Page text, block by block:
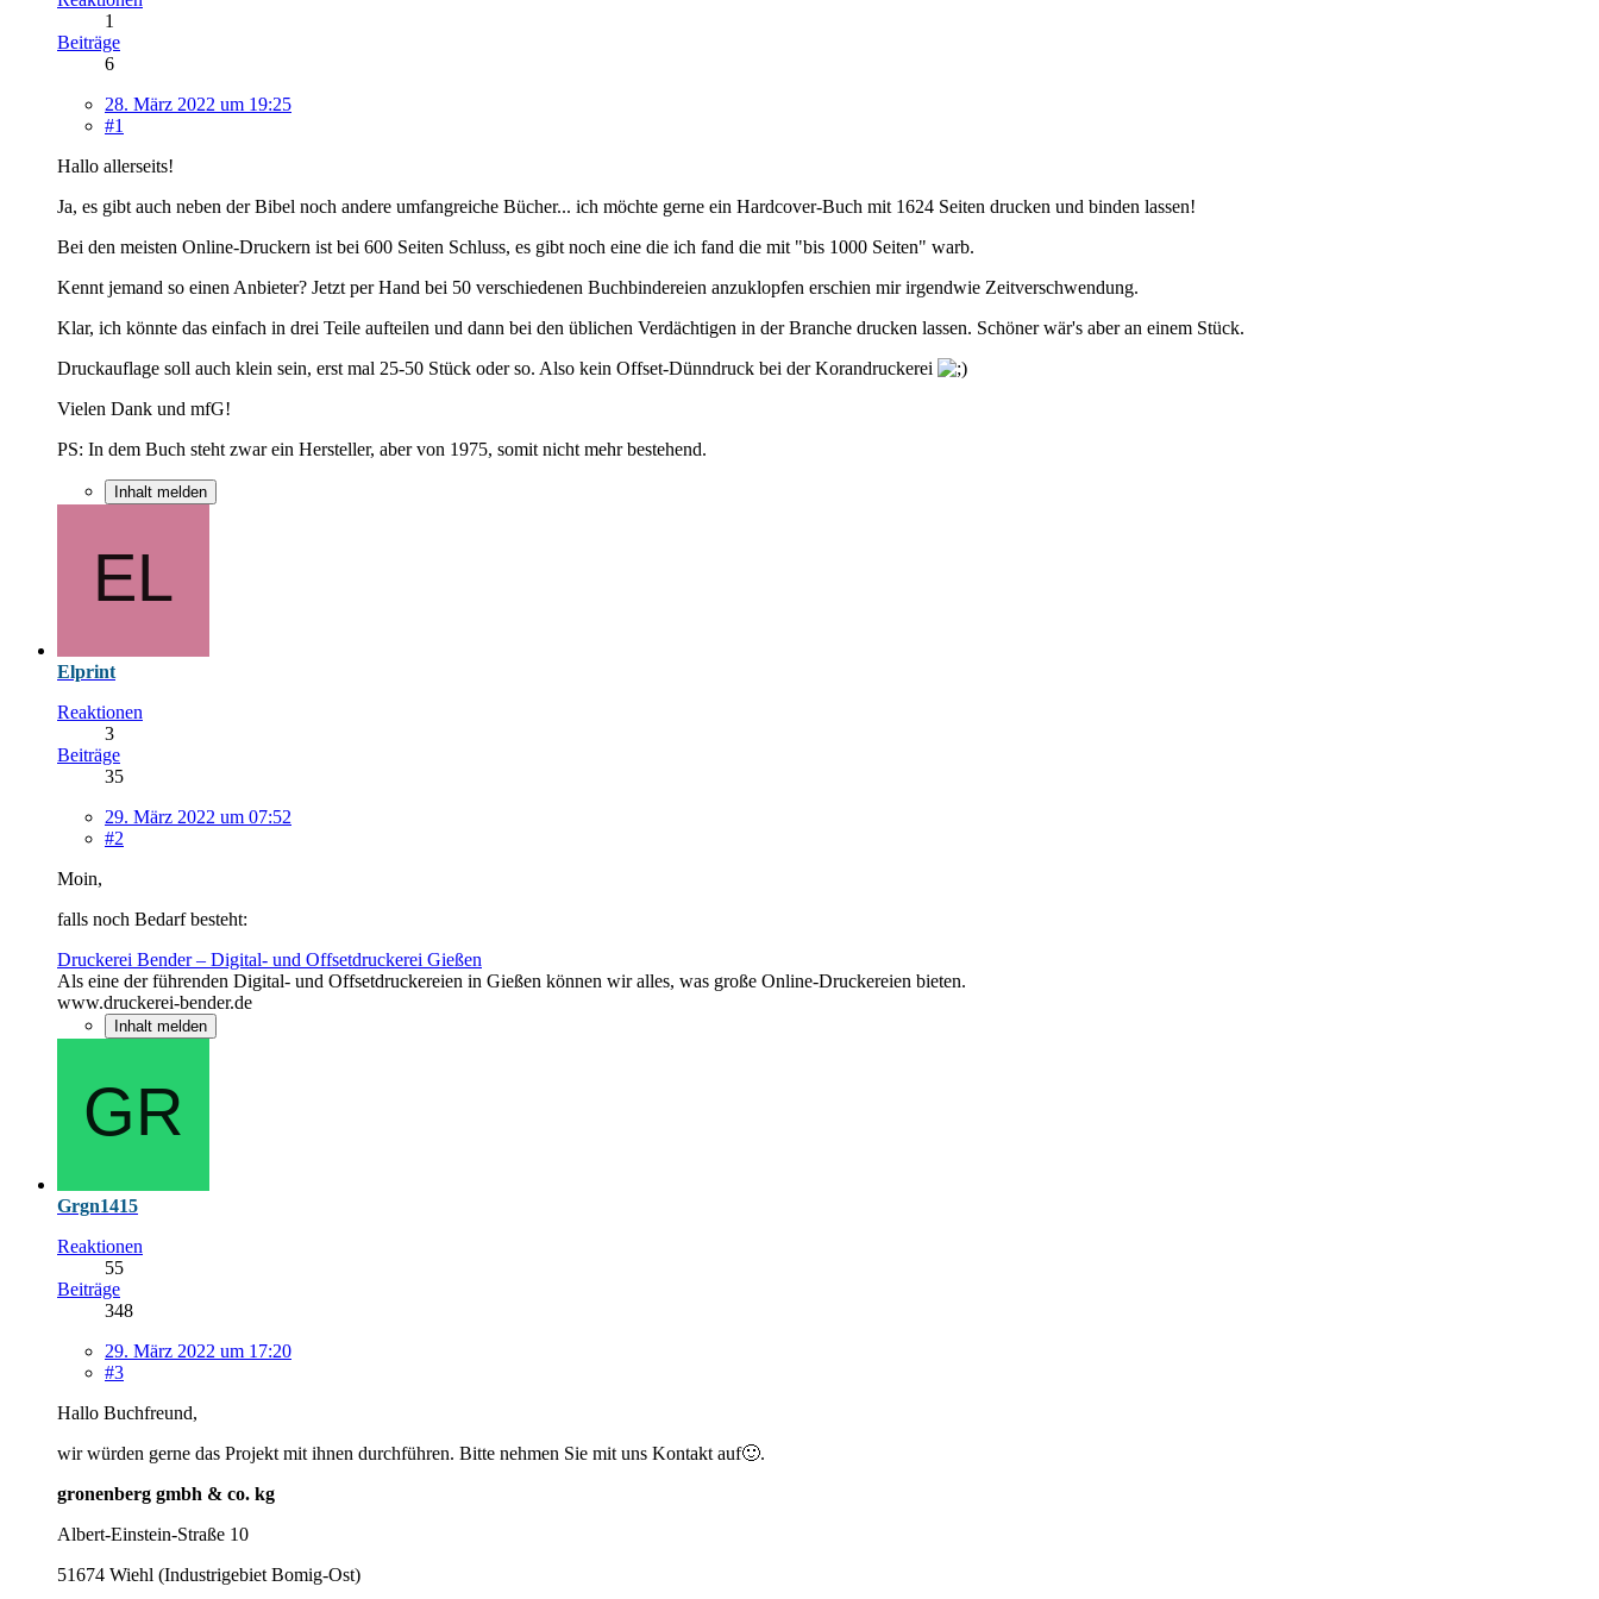
1
Beiträge
6
28. März 2022 um 19:25
#1
Hallo allerseits!
Ja, es gibt auch neben der Bibel noch andere umfangreiche Bücher... ich möchte gerne ein Hardcover-Buch mit 1624 Seiten drucken und binden lassen!
Bei den meisten Online-Druckern ist bei 600 Seiten Schluss, es gibt noch eine die ich fand die mit "bis 1000 Seiten" warb.
Kennt jemand so einen Anbieter? Jetzt per Hand bei 50 verschiedenen Buchbindereien anzuklopfen erschien mir irgendwie Zeitverschwendung.
Klar, ich könnte das einfach in drei Teile aufteilen und dann bei den üblichen Verdächtigen in der Branche drucken lassen. Schöner wär's aber an einem Stück.
Druckauflage soll auch klein sein, erst mal 25-50 Stück oder so. Also kein Offset-Dünndruck bei der Korandruckerei
Vielen Dank und mfG!
PS: In dem Buch steht zwar ein Hersteller, aber von 1975, somit nicht mehr bestehend.
Inhalt melden
Elprint
Reaktionen
3
Beiträge
35
29. März 2022 um 07:52
#2
Moin,
falls noch Bedarf besteht:
Druckerei Bender – Digital- und Offsetdruckerei Gießen
Als eine der führenden Digital- und Offsetdruckereien in Gießen können wir alles, was große Online-Druckereien bieten.
www.druckerei-bender.de
Inhalt melden
Grgn1415
Reaktionen
55
Beiträge
348
29. März 2022 um 17:20
#3
Hallo Buchfreund,
wir würden gerne das Projekt mit ihnen durchführen. Bitte nehmen Sie mit uns Kontakt auf🙂.
gronenberg gmbh & co. kg
Albert-Einstein-Straße 10
51674 Wiehl (Industrigebiet Bomig-Ost)